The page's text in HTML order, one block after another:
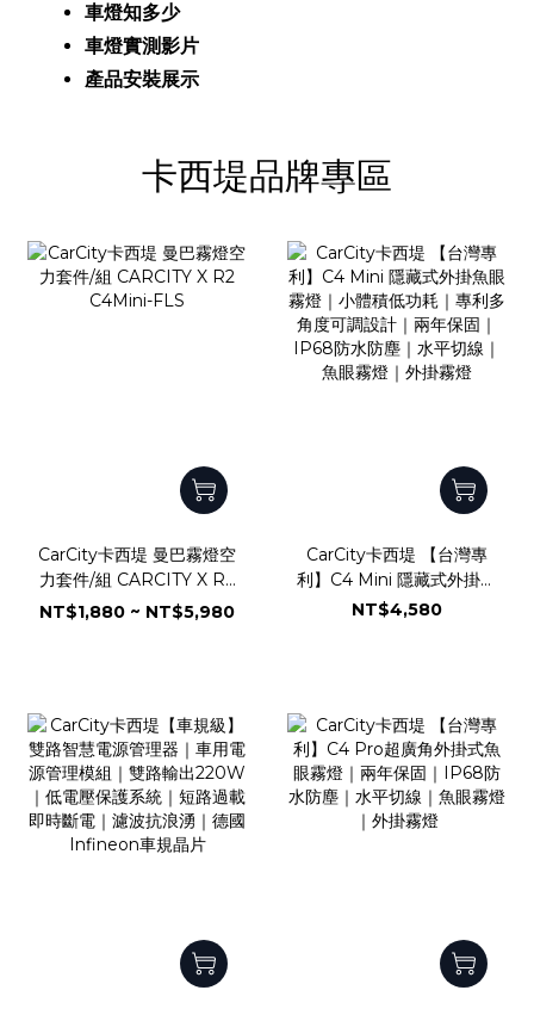
車燈知多少
車燈實測影片
產品安裝展示
卡西堤品牌專區
CarCity卡西堤 曼巴霧燈空
力套件/組 CARCITY X R2
C4Mini-FLS
NT$1,880 ~ NT$5,980
CarCity卡西堤 【台灣專
利】C4 Mini 隱藏式外掛魚
眼霧燈｜小體積低功耗｜專
NT$4,580